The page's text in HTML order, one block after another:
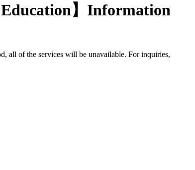
Education】Information
all of the services will be unavailable. For inquiries,